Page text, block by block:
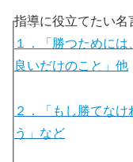
指導に役立てたい名
１．「勝つために
良いだけのこと」他
２．「もし勝てな
う」など